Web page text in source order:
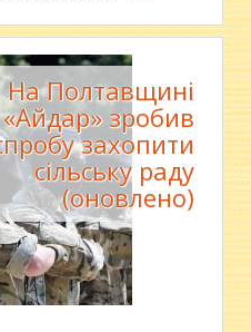
На Полтавщині
«Айдар» зробив
захопити
сільську раду
(оновлено)